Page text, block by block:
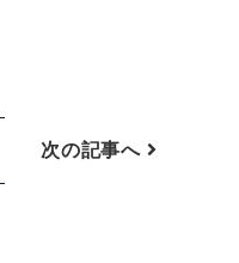
次の記事へ